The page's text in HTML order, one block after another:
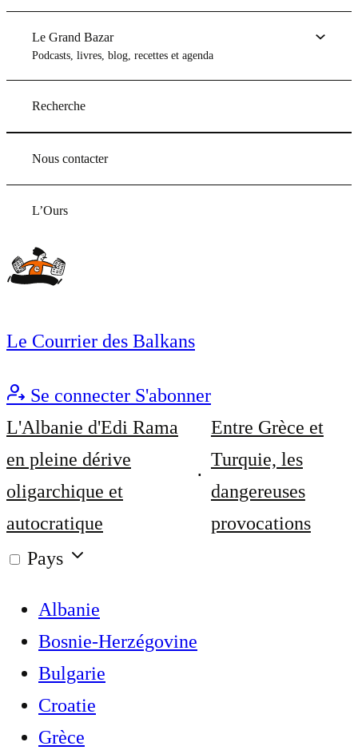
Le Grand Bazar
Podcasts, livres, blog, recettes et agenda
Recherche
Nous contacter
L’Ours
Le Courrier des Balkans
Se connecter S'abonner
L'Albanie d'Edi Rama
en pleine dérive
oligarchique et
autocratique
Entre Grèce et
Turquie, les
dangereuses
provocations
Pays
Albanie
Bosnie-Herzégovine
Bulgarie
Croatie
Grèce